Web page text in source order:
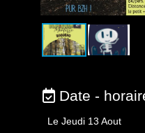
Date -
Le Jeudi 13 Aout